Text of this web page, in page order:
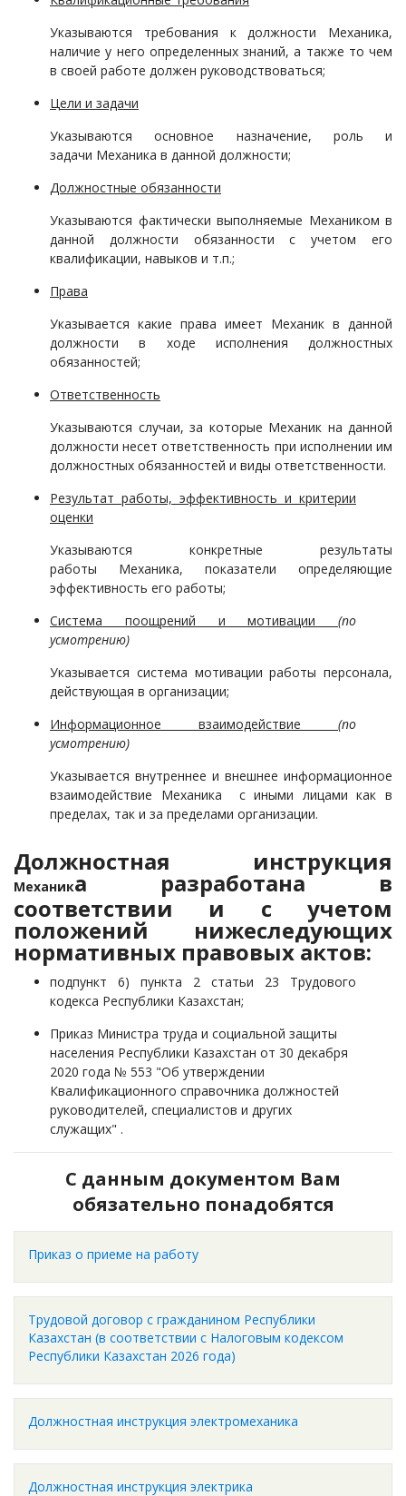
Указываются требования к должности Механика,
наличие у него определенных знаний, а также то чем
в своей работе должен руководствоваться;
Цели и задачи
Указываются основное назначение, роль и
задачи Механика в данной должности;
Должностные обязанности
Указываются фактически выполняемые Механиком в
данной должности обязанности с учетом его
квалификации, навыков и т.п.;
Права
Указывается какие права имеет Механик в данной
должности в ходе исполнения должностных
обязанностей;
Ответственность
Указываются случаи, за которые Механик ​на данной
должности несет ответственность при исполнении им
должностных обязанностей и виды ответственности.
Результат работы, эффективность и критерии
оценки
Указываются конкретные результаты
работы Механика, показатели определяющие
эффективность его работы;
Система поощрений и мотивации (по
усмотрению)
Указывается система мотивации работы персонала,
действующая в организации;
Информационное взаимодействие (по
усмотрению)
Указывается внутреннее и внешнее информационное
взаимодействие Механика
с иными лицами как в
пределах, так и за пределами организации.
Должностная инструкция
Механика разработана в
соответствии и с учетом
положений нижеследующих
нормативных правовых актов:
подпункт 6) пункта 2 статьи 23 Трудового
кодекса Республики Казахстан;
Приказ Министра труда и социальной защиты
населения Республики Казахстан от 30 декабря
2020 года № 553 "Об утверждении
Квалификационного справочника должностей
руководителей, специалистов и других
служащих" . ­ ­
С данным документом Вам
обязательно понадобятся
Приказ о приеме на работу
Трудовой договор с гражданином Республики
Казахстан (в соответствии с Налоговым кодексом
Республики Казахстан 2026 года)
Должностная инструкция электромеханика
Должностная инструкция электрика